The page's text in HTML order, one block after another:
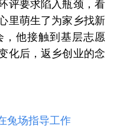
评要求陷入瓶颈，看
里萌生了为家乡找新
他接触到基层志愿
化后，返乡创业的念
兔场指导工作